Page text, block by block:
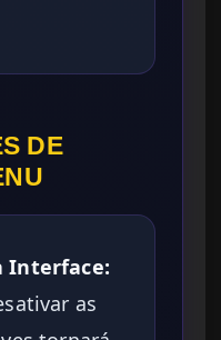
DE
Interface:
as